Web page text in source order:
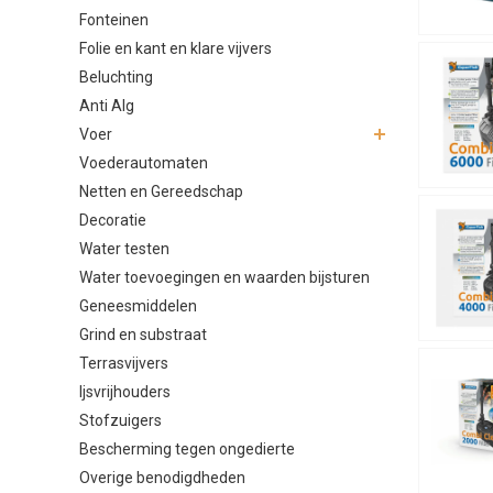
Fonteinen
Folie en kant en klare vijvers
Beluchting
Anti Alg
Voer
Voederautomaten
Netten en Gereedschap
Decoratie
Water testen
Water toevoegingen en waarden bijsturen
Geneesmiddelen
Grind en substraat
Terrasvijvers
Ijsvrijhouders
Stofzuigers
Bescherming tegen ongedierte
Overige benodigdheden
Complete
Door
heeft, zijn
zelf
efficiënte